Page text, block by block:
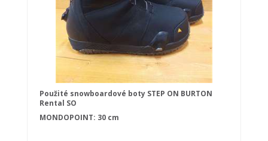
Použité snowboardové boty STEP ON BURTON
Rental SO
MONDOPOINT: 30 cm